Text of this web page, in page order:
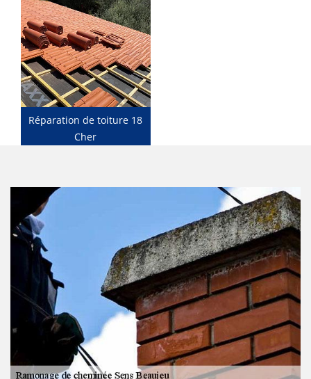
Réparation de toiture 18
Cher